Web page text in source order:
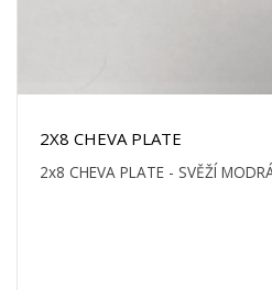
2X8 CHEVA PLATE
2x8 CHEVA PLATE - SVĚŽÍ